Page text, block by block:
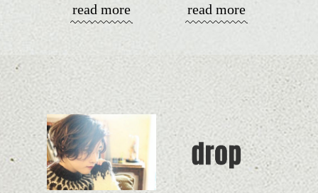
これからのスタイルチェ
ンジの事、髪質に合った
是非なんでもご相談して
下さいね。
シバタ
って毎日のお手入れも簡
イトをいれるのもおすす
め。
スタイリングも簡単で、
ワックスとオイル、バー
ム等の質感を調整しやす
いものを全体になじませ
ながら
整えるだけですよ。
のも良い感じです。
ンジ、似合うカラーリン
グの事やお手入れ方法な
是非なんでもご相談して
下さいね。
シバタ
１５周年と移転に合わ
せ、少しばかり遅くなり
今回もdropらしく、かっ
こ良いHPに仕上がりまし
たのでいろいろ見て下さ
いね。
今後の更新もお楽しみ
に！
read more
明けましておめでとうご
2018年になってもう一週
平成30年というのもなん
かとても新しい感じがし
ヘアーも雰囲気を変えた
い、なんていう方結構い
るのではないでしょう
か？
read more